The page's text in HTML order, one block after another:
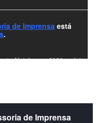
de Imprensa está
.
Natal e um 2026 repleto
#felizanonovo
de Imprensa